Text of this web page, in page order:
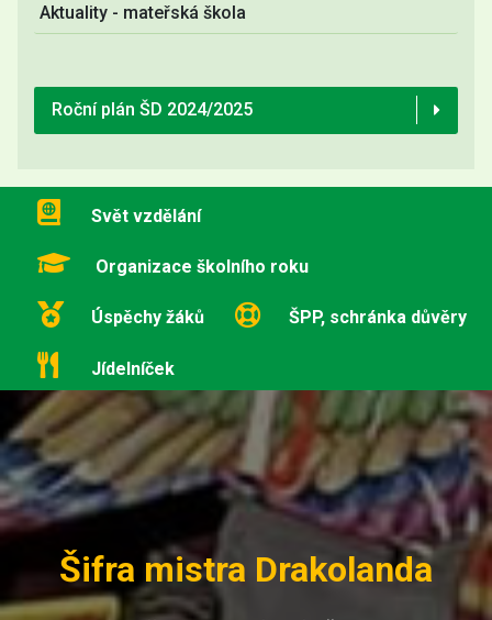
Aktuality - mateřská škola
Roční plán ŠD 2024/2025
Svět vzdělání
Organizace školního roku
Úspěchy žáků ŠPP, schránka důvěry
Jídelníček
Šifra mistra Drakolanda